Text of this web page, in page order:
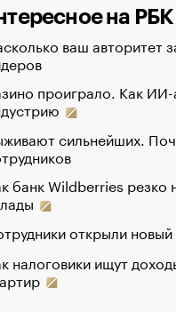
на РБК
ваш авторитет
проиграло. Как
сильнейших.
банк Wildberries резко
открыли
налоговики ищут